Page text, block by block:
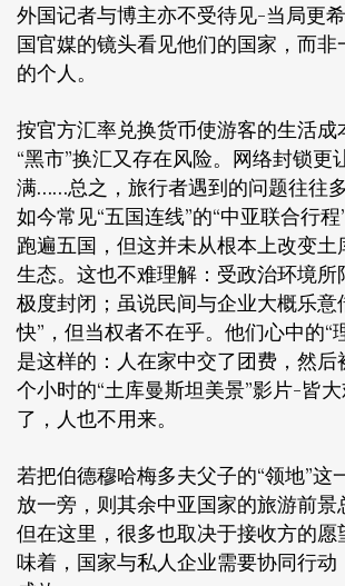
外国记者与博主亦不受待见-当局更
国官媒的镜头看见他们的国家，而非
的个人。
按官方汇率兑换货币使游客的生活成
“黑市”换汇又存在风险。网络封锁更
满……总之，旅行者遇到的问题往往
如今常见“五国连线”的“中亚联合行
跑遍五国，但这并未从根本上改变
生态。这也不难理解：受政治环境所
极度封闭；虽说民间与企业大概乐意
快”，但当权者不在乎。他们心中的“
是这样的：人在家中交了团费，然后
个小时的“土库曼斯坦美景”影片-皆
了，人也不用来。
若把伯德穆哈梅多夫父子的“领地”这
放一旁，则其余中亚国家的旅游前景
但在这里，很多也取决于接收方的愿
味着，国家与私人企业需要协同行动